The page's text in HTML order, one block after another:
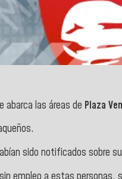
abarca las áreas de Plaza
sido notificados sobre